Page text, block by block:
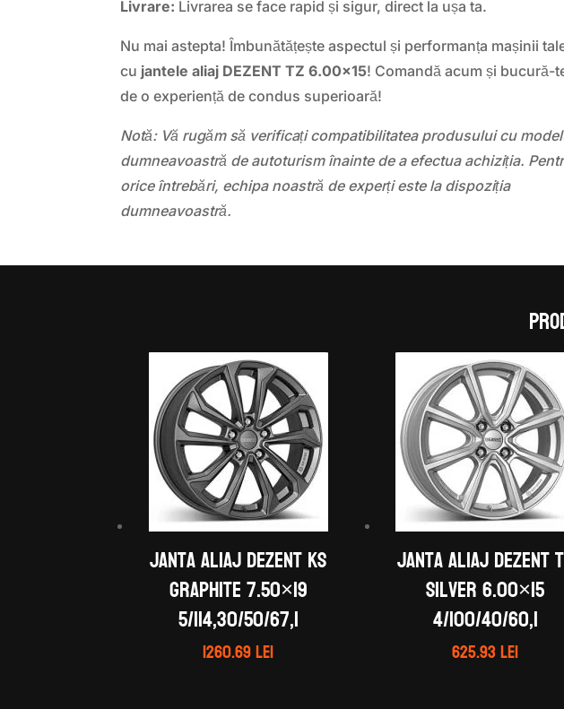
Livrare: Livrarea se face rapid și sigur, direct la ușa ta.
Nu mai astepta! Îmbunătățește aspectul și performanța mașinii
cu jantele aliaj DEZENT TZ 6.00×15! Comandă acum și bucură-
de o experiență de condus superioară!
Notă: Vă rugăm să verificați compatibilitatea produsului cu
dumneavoastră de autoturism înainte de a efectua achiziția.
orice întrebări, echipa noastră de experți este la dispoziția
dumneavoastră.
Janta aliaj DEZENT KS
graphite 7.50×19
5/114,30/50/67,1
1260.69lei
Janta aliaj DEZENT
silver 6.00×15
4/100/40/60,1
625.93lei